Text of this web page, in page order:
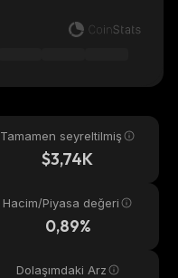
Tamamen seyreltilmiş
$3,74K
Hacim/Piyasa değeri
0,89%
Dolaşımdaki Arz